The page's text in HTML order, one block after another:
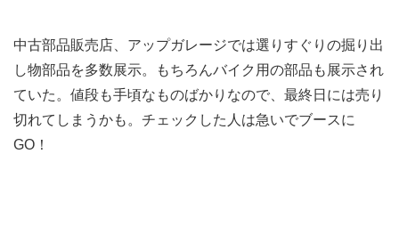
中古部品販売店、アップガレージでは選りすぐりの掘り出
し物部品を多数展示。もちろんバイク用の部品も展示され
ていた。値段も手頃なものばかりなので、最終日には売り
切れてしまうかも。チェックした人は急いでブースに
GO！